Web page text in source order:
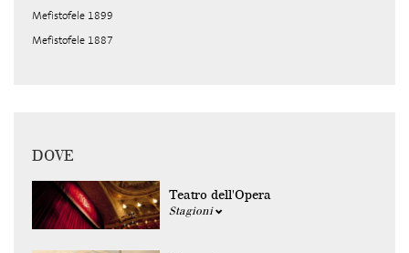
Mefistofele 1899
Mefistofele 1887
DOVE
Teatro dell'Opera
Stagioni